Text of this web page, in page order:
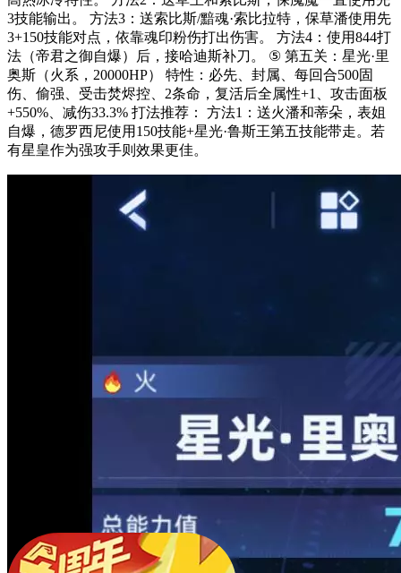
3技能输出。 方法3：送索比斯/黯魂·索比拉特，保草潘使用先
3+150技能对点，依靠魂印粉伤打出伤害。 方法4：使用844打
法（帝君之御自爆）后，接哈迪斯补刀。 ⑤ 第五关：星光·里
奥斯（火系，20000HP） 特性：必先、封属、每回合500固
伤、偷强、受击焚烬控、2条命，复活后全属性+1、攻击面板
+550%、减伤33.3% 打法推荐： 方法1：送火潘和蒂朵，表姐
自爆，德罗西尼使用150技能+星光·鲁斯王第五技能带走。若
有星皇作为强攻手则效果更佳。